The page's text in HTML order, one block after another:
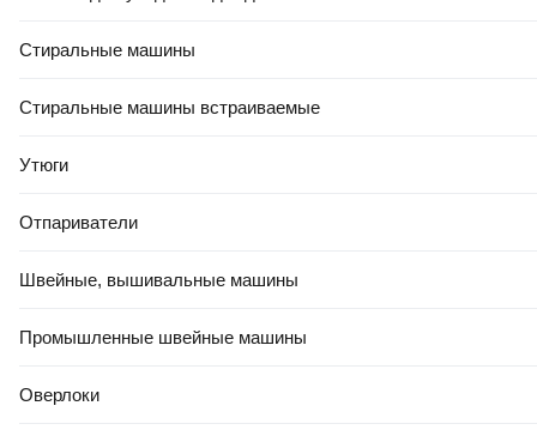
Стиральные машины
Стиральные машины встраиваемые
Утюги
Отпариватели
Швейные, вышивальные машины
Промышленные швейные машины
Оверлоки